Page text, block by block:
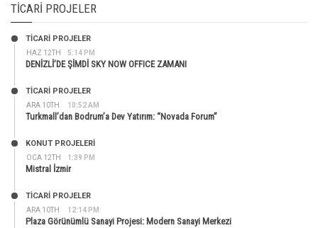
TICARI PROJELER
HAZ 12TH 5:14 PM
TİCARİ PROJELER
DENİZLİ’DE ŞİMDİ SKY NOW OFFICE ZAMANI
ARA 10TH 10:52 AM
TİCARİ PROJELER
Turkmall’dan Bodrum’a Dev Yatırım: “Novada Forum”
OCA 12TH 1:39 PM
KONUT PROJELERI
Mistral İzmir
ARA 10TH 12:14 PM
TİCARİ PROJELER
Plaza Görünümlü Sanayi Projesi: Modern Sanayi Merkezi